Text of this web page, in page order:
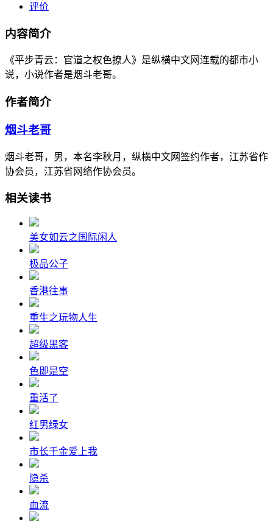
评价
内容简介
《平步青云：官道之权色撩人》是纵横中文网连载的都市小
说，小说作者是烟斗老哥。
作者简介
烟斗老哥
烟斗老哥，男，本名李秋月，纵横中文网签约作者，江苏省作
协会员，江苏省网络作协会员。
相关读书
美女如云之国际闲人
极品公子
香港往事
重生之玩物人生
超级黑客
色即是空
重活了
红男绿女
市长千金爱上我
隐杀
血流